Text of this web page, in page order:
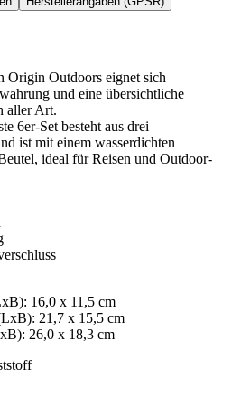
Origin Outdoors eignet sich
und eine übersichtliche
aller Art.
6er-Set besteht aus drei
ist mit einem wasserdichten
ideal für Reisen und Outdoor-
16,0 x 11,5 cm
21,7 x 15,5 cm
26,0 x 18,3 cm